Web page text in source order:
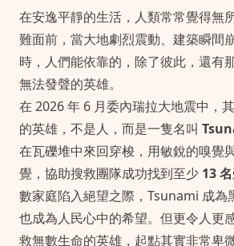
在安逸平靜的生活，人類常常覺得無
難面前，當大地劇烈震動、建築瞬間
時，人們能依靠的，除了彼此，還有
無法發聲的英雄。
在 2026 年 6 月委內瑞拉大地震中，
的英雄，不是人，而是一隻名叫
在瓦礫堆中來回穿梭，用敏銳的嗅覺
覺，協助搜救團隊成功找到至少 13
數家庭陷入絕望之際，Tsunami 成為
也成為人民心中的希望。但更令人更
救無數生命的英雄，起點其實非常卑微